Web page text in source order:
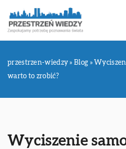
przestrzen-wiedzy »Blog »
warto to zrobić?
Wyciszenie